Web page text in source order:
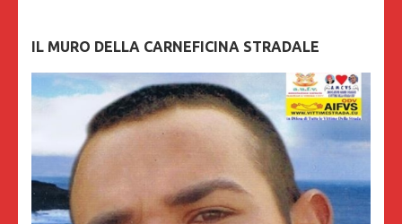
IL MURO DELLA CARNEFICINA STRADALE